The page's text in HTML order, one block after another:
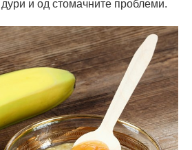
и од стомачните проблеми.